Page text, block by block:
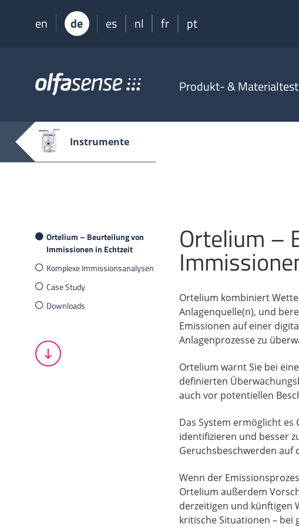
en de es nl fr pt
OlfasenseProdukt- &
Instrumente
Ortelium – Beurteilung von
Immissionen in Echtzeit
Komplexe Immissionsanalysen
Case Study
Downloads
Ortelium –
Ortelium kombiniert
Anlagenquelle(n), und
Emissionen auf einer
Anlagenprozesse zu
Ortelium warnt Sie bei
definierten
auch vor potentiellen
Das System ermöglicht
identifizieren und besser
Geruchsbeschwerden auf
Wenn der
Ortelium außerdem
derzeitigen und künftigen
kritische Situationen – bei